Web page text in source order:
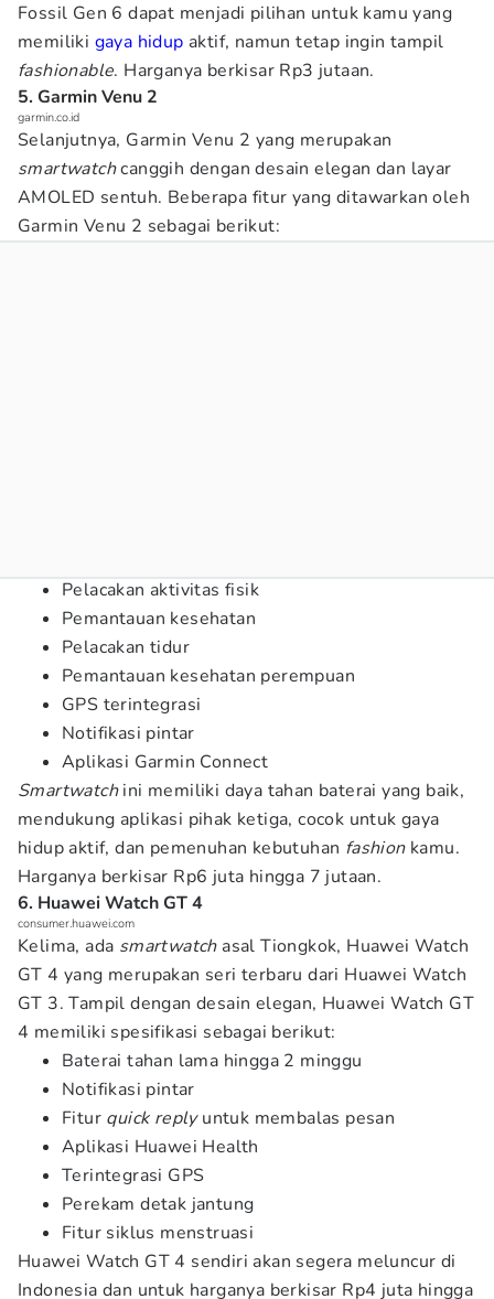
Fossil Gen 6 dapat menjadi pilihan untuk kamu yang
memiliki gaya hidup aktif, namun tetap ingin tampil
fashionable. Harganya berkisar Rp3 jutaan.
5. Garmin Venu 2
garmin.co.id
Selanjutnya, Garmin Venu 2 yang merupakan
smartwatchcanggih dengan desain elegan dan layar
AMOLED sentuh. Beberapa fitur yang ditawarkan oleh
Garmin Venu 2 sebagai berikut:
Pelacakan aktivitas fisik
Pemantauan kesehatan
Pelacakan tidur
Pemantauan kesehatan perempuan
GPS terintegrasi
Notifikasi pintar
Aplikasi Garmin Connect
Smartwatchini memiliki daya tahan baterai yang baik,
mendukung aplikasi pihak ketiga, cocok untuk gaya
hidup aktif, dan pemenuhan kebutuhan fashionkamu.
Harganya berkisar Rp6 juta hingga 7 jutaan.
6. Huawei Watch GT 4
consumer.huawei.com
Kelima, ada smartwatchasal Tiongkok, Huawei Watch
GT 4 yang merupakan seri terbaru dari Huawei Watch
GT 3. Tampil dengan desain elegan, Huawei Watch GT
4 memiliki spesifikasi sebagai berikut:
Baterai tahan lama hingga 2 minggu
Notifikasi pintar
Fitur quick replyuntuk membalas pesan
Aplikasi Huawei Health
Terintegrasi GPS
Perekam detak jantung
Fitur siklus menstruasi
Huawei Watch GT 4 sendiri akan segera meluncur di
Indonesia dan untuk harganya berkisar Rp4 juta hingga